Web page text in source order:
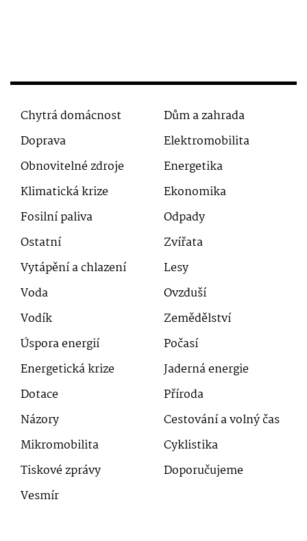
Chytrá domácnost
Dům a zahrada
Doprava
Elektromobilita
Obnovitelné zdroje
Energetika
Klimatická krize
Ekonomika
Fosilní paliva
Odpady
Ostatní
Zvířata
Vytápění a chlazení
Lesy
Voda
Ovzduší
Vodík
Zemědělství
Úspora energií
Počasí
Energetická krize
Jaderná energie
Dotace
Příroda
Názory
Cestování a volný čas
Mikromobilita
Cyklistika
Tiskové zprávy
Doporučujeme
Vesmír